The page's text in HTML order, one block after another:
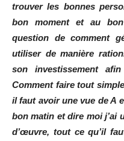
trouver les bonnes
bon moment et au
question de comment
utiliser de manière
son investissement
Comment faire tout
il faut avoir une vue de A
bon matin et dire moi j’ai
d’œuvre, tout ce qu’il